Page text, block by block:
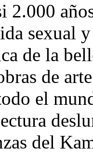
2.000
sexual
de la
de
el
del